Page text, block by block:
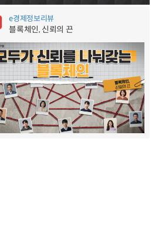
e경제정보리뷰
블록체인, 신뢰의 끈